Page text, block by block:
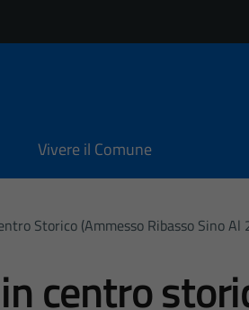
Vivere il Comune
Storico (ammesso Ribasso Sino Al
centro